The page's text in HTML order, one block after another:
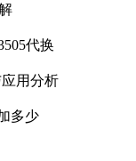
代换
用分析
多少